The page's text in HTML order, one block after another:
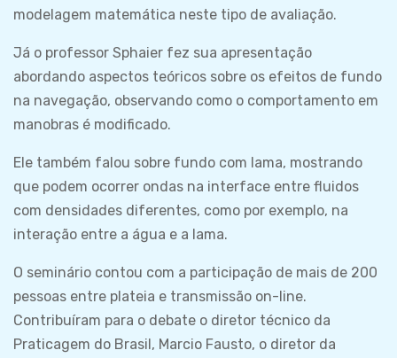
modelagem matemática neste tipo de avaliação.
Já o professor Sphaier fez sua apresentação
abordando aspectos teóricos sobre os efeitos de fundo
na navegação, observando como o comportamento em
manobras é modificado.
Ele também falou sobre fundo com lama, mostrando
que podem ocorrer ondas na interface entre fluidos
com densidades diferentes, como por exemplo, na
interação entre a água e a lama.
O seminário contou com a participação de mais de 200
pessoas entre plateia e transmissão on-line.
Contribuíram para o debate o diretor técnico da
Praticagem do Brasil, Marcio Fausto, o diretor da